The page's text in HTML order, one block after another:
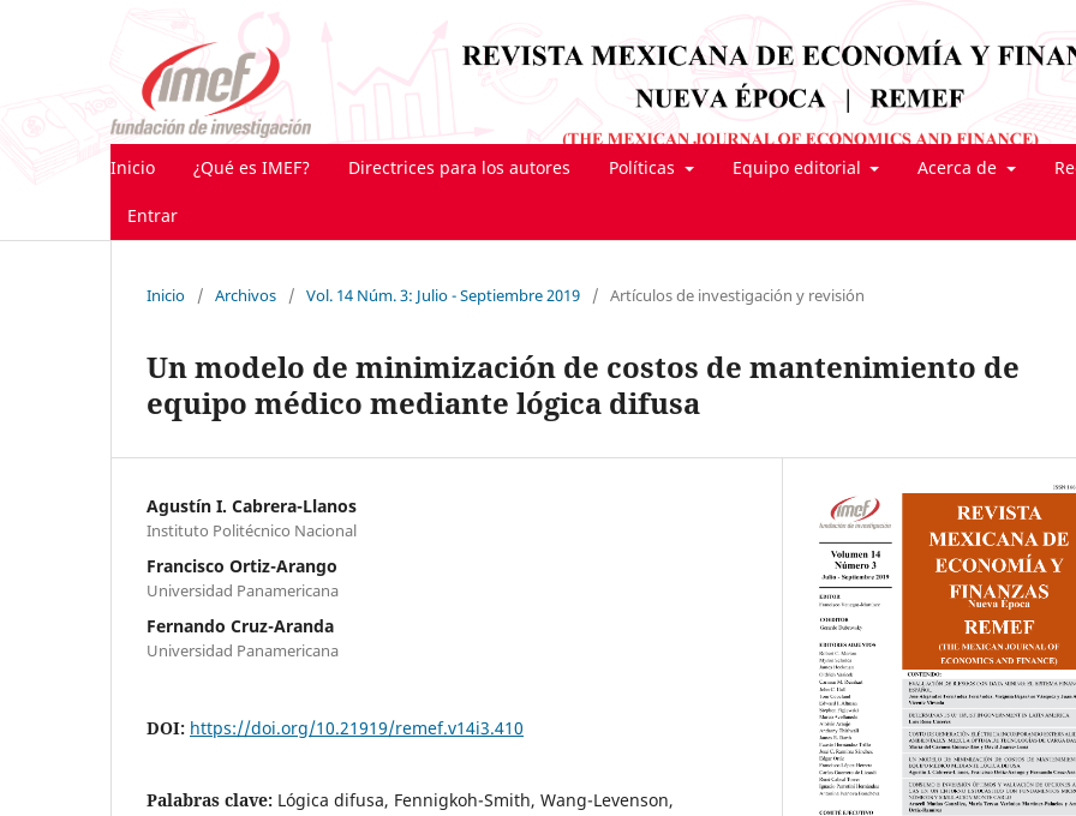
Inicio ¿Qué es IMEF? Directrices para los autores Políticas Equipo editorial Acerca de
Entrar
Inicio / Archivos / Vol. 14 Núm. 3: Julio - Septiembre 2019 / Artículos de investigación y revisión
Un modelo de minimización de costos de mantenimiento de
equipo médico mediante lógica difusa
Agustín I. Cabrera-Llanos
Instituto Politécnico Nacional
Francisco Ortiz-Arango
Universidad Panamericana
Fernando Cruz-Aranda
Universidad Panamericana
DOI: https://doi.org/10.21919/remef.v14i3.410
Palabras clave: Lógica difusa, Fennigkoh-Smith, Wang-Levenson,